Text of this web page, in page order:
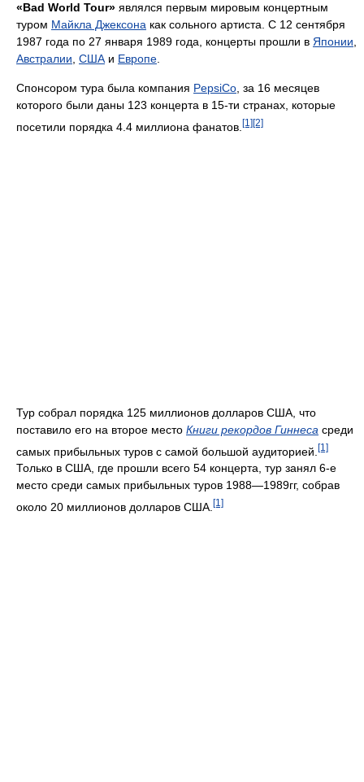
«Bad World Tour» являлся первым мировым концертным
туром Майкла Джексона как сольного артиста. С 12 сентября
1987 года по 27 января 1989 года, концерты прошли в Японии
Австралии США и Европе
Спонсором тура была компания PepsiCo , за 16 месяцев
которого были даны 123 концерта в 15-ти странах, которые
посетили порядка 4.4 миллиона фанатов. [1][2]
Тур собрал порядка 125 миллионов долларов США, что
поставило его на второе место Книги рекордов Гиннеса среди
самых прибыльных туров с самой большой аудиторией. [1]
Только в США, где прошли всего 54 концерта, тур занял 6-е
место среди самых прибыльных туров 1988—1989гг, собрав
около 20 миллионов долларов США. [1]